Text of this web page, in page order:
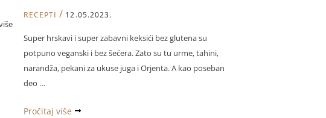
RECEPTI / 12.05.2023.
Super hrskavi i super zabavni keksići bez glutena su
potpuno veganski i bez šećera. Zato su tu urme, tahini,
narandža, pekani za ukuse juga i Orjenta. A kao poseban
deo …
Bezglutenski
Pročitaj više